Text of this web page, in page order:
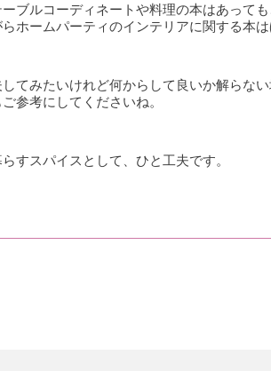
ブルコーディネートや料理の本はあっても
ホームパーティのインテリアに関する本は
てみたいけれど何からして良いか解らない
参考にしてくださいね。
すスパイスとして、ひと工夫です。